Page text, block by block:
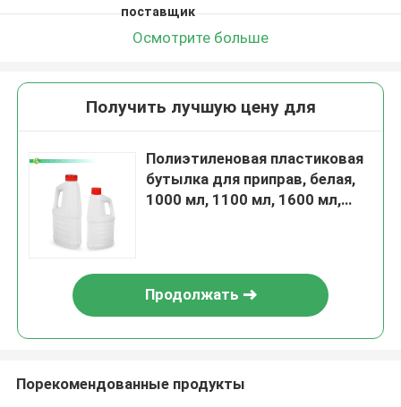
поставщик
Осмотрите больше
Получить лучшую цену для
Полиэтиленовая пластиковая
бутылка для приправ, белая,
1000 мл, 1100 мл, 1600 мл,
Продолжать
Порекомендованные продукты